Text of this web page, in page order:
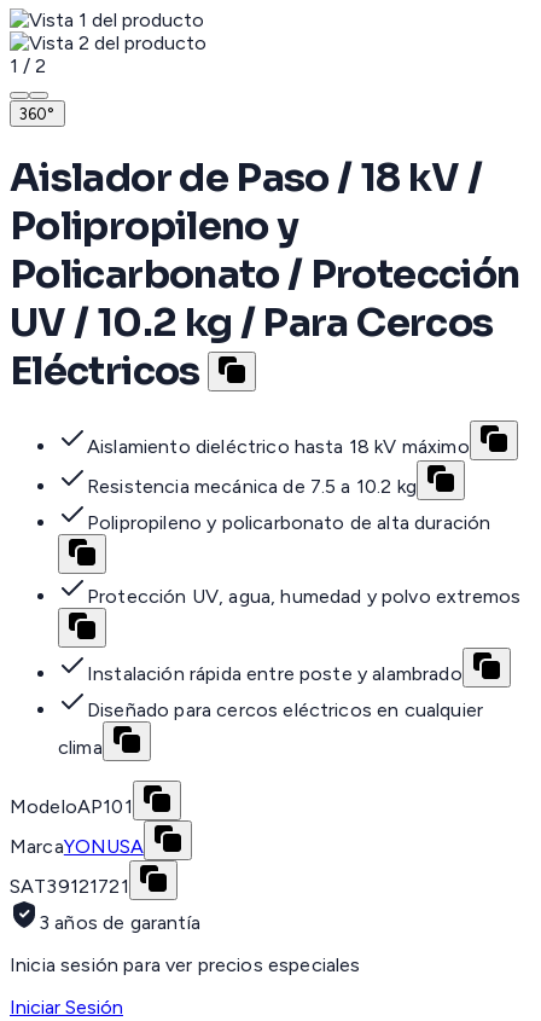
1 / 2
360°
Aislador de Paso / 18 kV /
Polipropileno y
Policarbonato / Protección
UV / 10.2 kg / Para Cercos
Eléctricos
Aislamiento dieléctrico hasta 18 kV máximo
Resistencia mecánica de 7.5 a 10.2 kg
Polipropileno y policarbonato de alta duración
Protección UV, agua, humedad y polvo extremos
Instalación rápida entre poste y alambrado
Diseñado para cercos eléctricos en cualquier
clima
ModeloAP101
MarcaYONUSA
SAT39121721
3 años de garantía
Inicia sesión para ver precios especiales
Iniciar Sesión